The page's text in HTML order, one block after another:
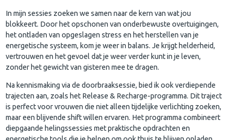
In mijn sessies zoeken we samen naar de kern van wat jou
blokkeert. Door het opschonen van onderbewuste overtuigingen,
het ontladen van opgeslagen stress en het herstellen van je
energetische systeem, kom je weer in balans. Je krijgt helderheid,
vertrouwen en het gevoel dat je weer verder kunt in je leven,
zonder het gewicht van gisteren mee te dragen.
Na kennismaking via de doorbraaksessie, bied ik ook verdiepende
trajecten aan, zoals het Release & Recharge-programma. Dit traject
is perfect voor vrouwen die niet alleen tijdelijke verlichting zoeken,
maar een blijvende shift willen ervaren. Het programma combineert
diepgaande helingssessies met praktische opdrachten en